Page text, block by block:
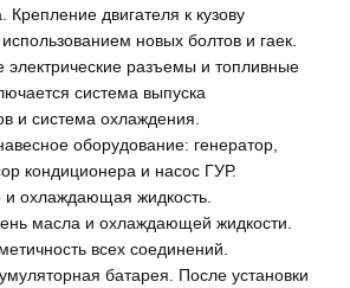
Крепление двигателя к кузову
новых болтов и гаек.
электрические разъемы и топливные
система выпуска
и система охлаждения.
оборудование: генератор,
кондиционера и насос ГУР.
и охлаждающая жидкость.
масла и охлаждающей жидкости.
всех соединений.
батарея. После установки